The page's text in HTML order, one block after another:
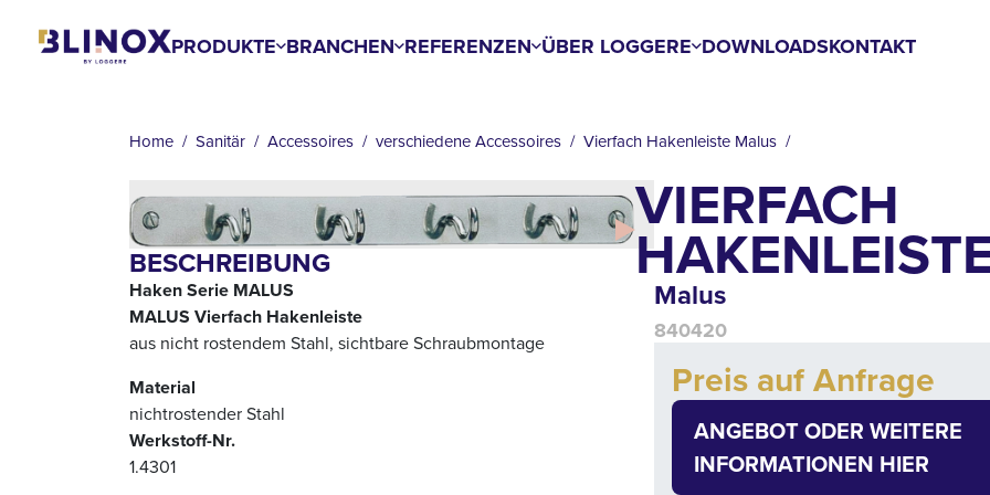
PRODUKTE BRANCHEN REFERENZEN ÜBER LOGGERE DOWNLOADSKONTAKT
Home Sanitär Accessoires verschiedene Accessoires Vierfach Hakenleiste Malus
BESCHREIBUNG
Haken Serie MALUS
MALUS Vierfach Hakenleiste
aus nicht rostendem Stahl, sichtbare Schraubmontage
Material
nichtrostender Stahl
Werkstoff-Nr.
1.4301
VIERFACH
Malus
840420
Quantity
Add to cart
Preis auf Anfrage
ANGEBOT ODER WEITERE
INFORMATIONEN HIER